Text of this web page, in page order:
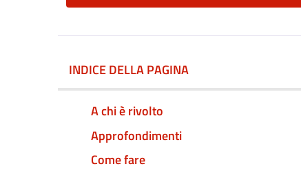
INDICE DELLA PAGINA
A chi è rivolto
Approfondimenti
Come fare